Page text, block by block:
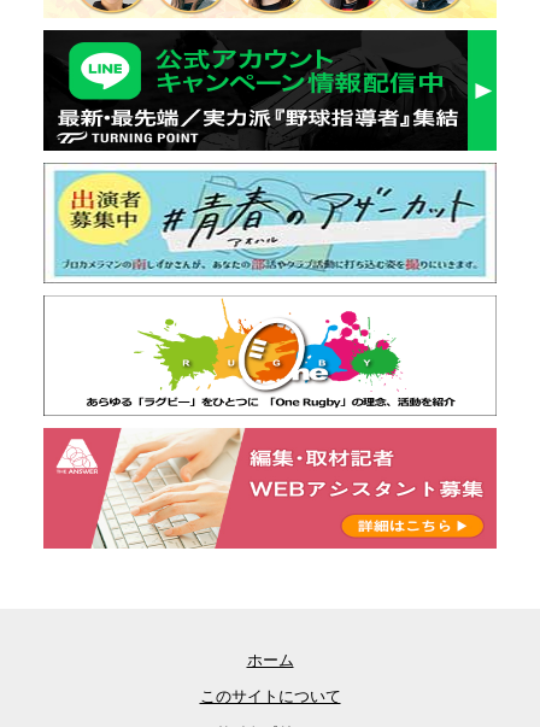
ホーム
このサイトについて